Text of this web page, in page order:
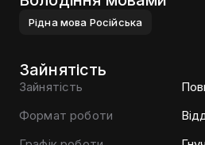
Рiдна мова Росiйська
Зайнятість
Зайнятість
Формат роботи